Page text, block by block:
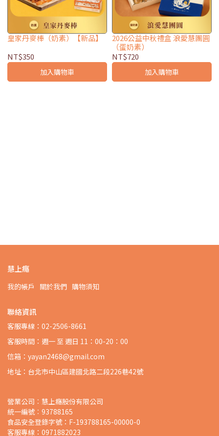
皇家丹麥棒（奶素）【新品】
NT$350
加入購物車
2026公益中秋禮盒 浪愛慧團圓
（蛋奶素）
NT$720
加入購物車
慧上癮
我的帳戶 關於我們 購物須知
聯絡資訊
客服專線：02-2506-8661
客服時間：週一 至 週日 11：00-20：00
信箱：yayan2468@gmail.com
地址：台北市中山區建國北路二段226巷42號
營業公司︰慧上癮股份有限公司
統一編號︰93788165
食品安全登錄字號：F-193788165-00000-0
客服專線：0971882023